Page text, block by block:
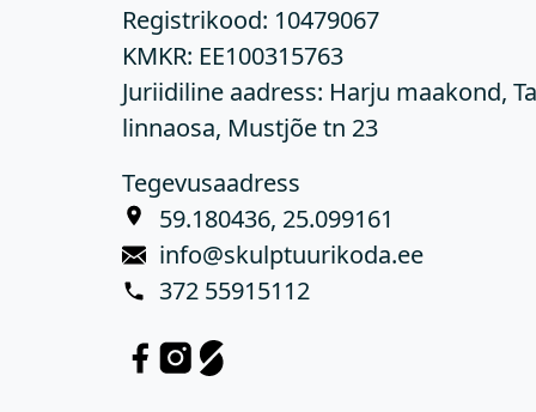
Registrikood: 10479067
KMKR: EE100315763
Juriidiline aadress: Harju maakond,
linnaosa, Mustjõe tn 23
Tegevusaadress
59.180436, 25.099161
info@skulptuurikoda.ee
372 55915112